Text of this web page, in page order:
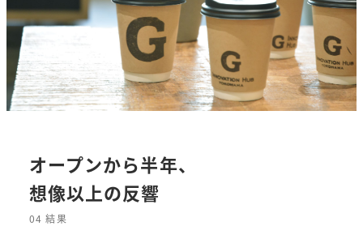
オープンから半年、
想像以上の反響
04 結果